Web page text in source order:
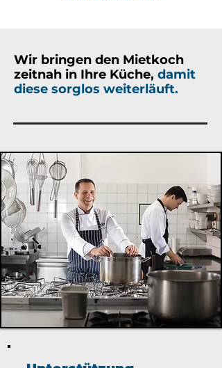
Wir bringen den Mietkoch
zeitnah in Ihre Küche, damit
diese sorglos weiterläuft.